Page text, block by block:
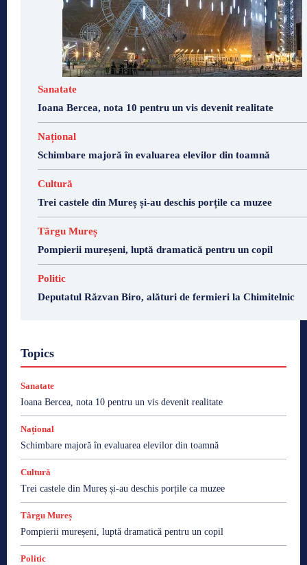
Sanatate
Ioana Bercea, nota 10 pentru un vis devenit realitate
Național
Schimbare majoră în evaluarea elevilor din toamnă
Cultură
Trei castele din Mureș și-au deschis porțile ca muzee
Târgu Mureș
Pompierii mureșeni, luptă dramatică pentru un copil
Politic
Deputatul Răzvan Biro, alături de fermieri la Chimitelnic
Topics
Sanatate
Ioana Bercea, nota 10 pentru un vis devenit realitate
Național
Schimbare majoră în evaluarea elevilor din toamnă
Cultură
Trei castele din Mureș și-au deschis porțile ca muzee
Târgu Mureș
Pompierii mureșeni, luptă dramatică pentru un copil
Politic